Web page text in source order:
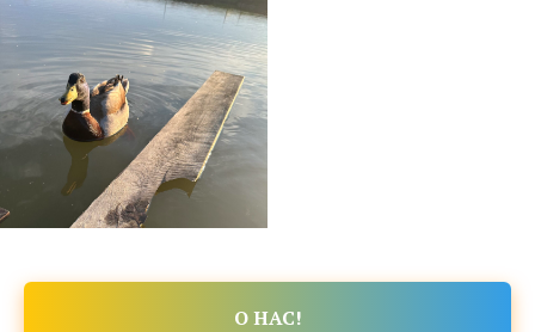
О НАС!